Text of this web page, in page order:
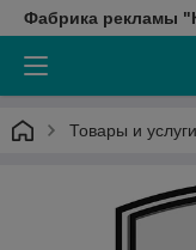
Фабрика рекламы
Товары и услуги